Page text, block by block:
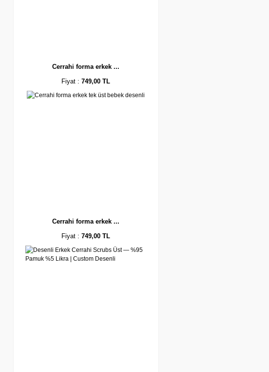
Cerrahi forma erkek ...
Fiyat :749,00 TL
Cerrahi forma erkek ...
Fiyat :749,00 TL